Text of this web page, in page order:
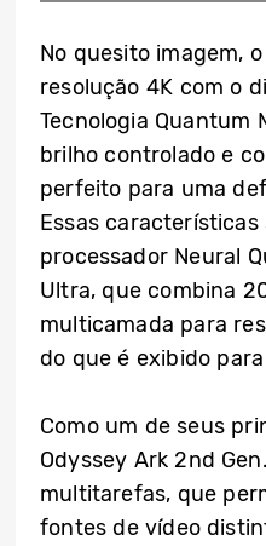
No quesito imagem,
resolução 4K com o
Tecnologia Quantum
brilho controlado e
perfeito para uma
Essas
processador Neural
Ultra, que combina
multicamada para
do que é exibido
Como um de seus
Odyssey Ark 2nd
multitarefas, que
fontes de vídeo